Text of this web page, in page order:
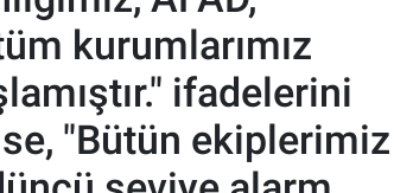
kurumlarımız
ifadelerini
"Bütün ekiplerimiz